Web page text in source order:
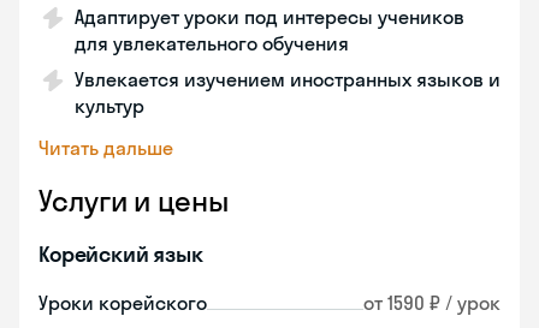
Адаптирует уроки под интересы учеников
для увлекательного обучения
Увлекается изучением иностранных языков и
культур
Читать дальше
Услуги и цены
Корейский язык
Уроки корейского от 1590 ₽ / урок